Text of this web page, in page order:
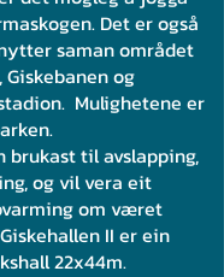
Det er også
saman området
og
Mulighetene er
brukast til avslapping,
og vil vera eit
om været
II er ein
22x44m.